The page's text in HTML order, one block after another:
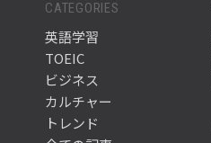
CATEGORIES
英語学習
TOEIC
ビジネス
カルチャー
トレンド